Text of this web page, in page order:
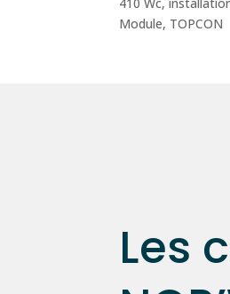
Module, TOPCON
Les